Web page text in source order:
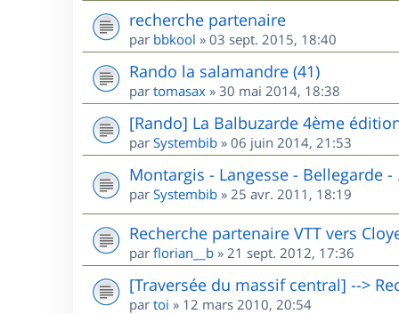
recherche partenaire
par bbkool » 03 sept. 2015, 18:40
Rando la salamandre (41)
par tomasax » 30 mai 2014, 18:38
[Rando] La Balbuzarde 4ème
par Systembib » 06 juin 2014, 21:53
Montargis - Langesse - Bellegarde -
par Systembib » 25 avr. 2011, 18:19
Recherche partenaire VTT vers
par florian__b » 21 sept. 2012, 17:36
[Traversée du massif central] -->
par toi » 12 mars 2010, 20:54